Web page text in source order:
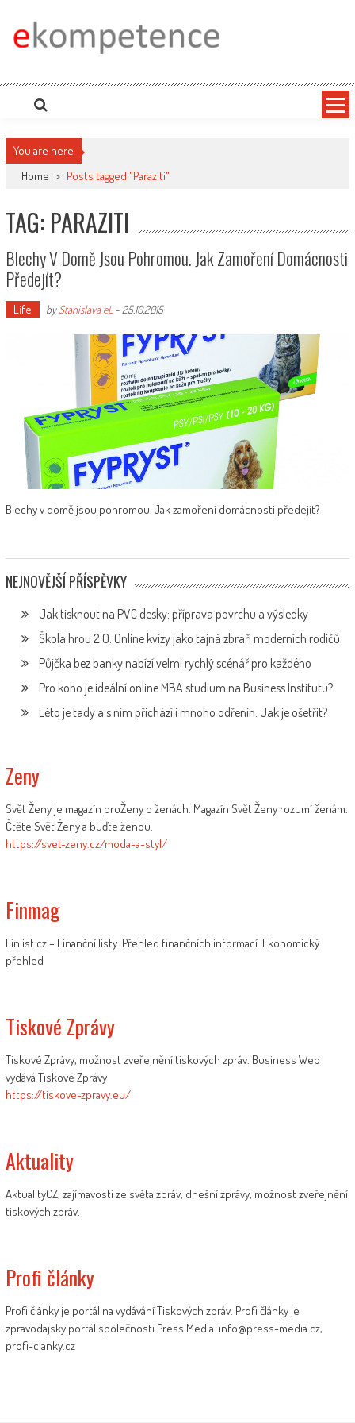
content
Ekompetence
portálech. Press Media. Kde vydat Tiskovou zprávu? Na portále eKompetence
You are here
Home > Posts tagged "Paraziti"
TAG: PARAZITI
Blechy V Domě Jsou Pohromou. Jak Zamoření Domácnosti
Předejít?
Life byStanislava eL - 25.10.2015
Blechy v domě jsou pohromou. Jak zamoření domácnosti předejít?
NEJNOVĚJŠÍ PŘÍSPĚVKY
Jak tisknout na PVC desky: příprava povrchu a výsledky
Škola hrou 2.0: Online kvízy jako tajná zbraň moderních rodičů
Půjčka bez banky nabízí velmi rychlý scénář pro každého
Pro koho je ideální online MBA studium na Business Institutu?
Léto je tady a s ním přichází i mnoho odřenin. Jak je ošetřit?
Zeny
Svět Ženy je magazín proŽeny o ženách. Magazín Svět Ženy rozumí ženám.
Čtěte Svět Ženy a buďte ženou.
https://svet-zeny.cz/moda-a-styl/
Finmag
Finlist.cz – Finanční listy. Přehled finančních informací. Ekonomický
přehled
Tiskové Zprávy
Tiskové Zprávy, možnost zveřejnění tiskových zpráv. Business Web
vydává Tiskové Zprávy
https://tiskove-zpravy.eu/
Aktuality
AktualityCZ, zajímavosti ze světa zpráv, dnešní zprávy, možnost zveřejnění
tiskových zpráv.
Profi články
Profi články je portál na vydávání Tiskových zpráv. Profi články je
zpravodajsky portál společnosti Press Media. info@press-media.cz,
profi-clanky.cz